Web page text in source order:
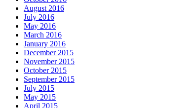
August 2016
July 2016
May 2016
March 2016
January 2016
December 2015
November 2015
October 2015
September 2015
July 2015
May 2015
April 2015